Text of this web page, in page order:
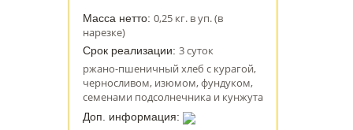
Масса нетто: 0,25 кг. в уп. (в
нарезке)
Срок реализации: 3 суток
ржано-пшеничный хлеб с курагой,
черносливом, изюмом, фундуком,
семенами подсолнечника и кунжута
Доп. информация: